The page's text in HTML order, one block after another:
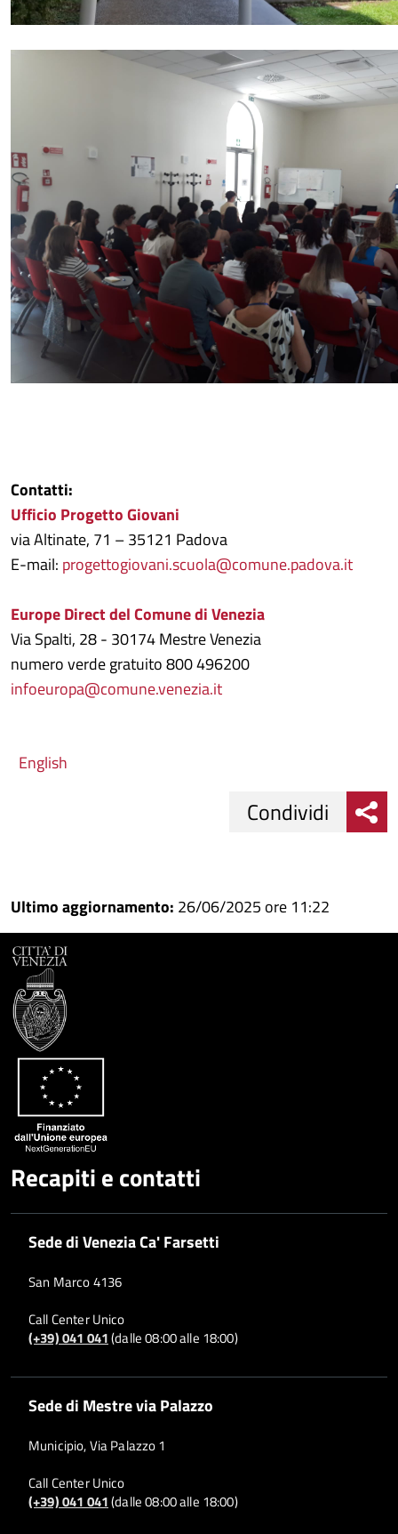
Contatti:
Ufficio Progetto Giovani
via Altinate, 71 – 35121 Padova
E-mail: progettogiovani.scuola@comune.padova.it
Europe Direct del Comune di Venezia
Via Spalti, 28 - 30174 Mestre Venezia
numero verde gratuito 800 496200
infoeuropa@comune.venezia.it
English
su
Facebook
Condividi
su
Condividi
Condividi
Ultimo aggiornamento: 26/06/2025 ore 11:22
Recapiti e contatti
Sede di Venezia Ca' Farsetti
San Marco 4136
Call Center Unico
(+39) 041 041(dalle 08:00 alle 18:00)
Sede di Mestre via Palazzo
Municipio, Via Palazzo 1
Call Center Unico
(+39) 041 041(dalle 08:00 alle 18:00)